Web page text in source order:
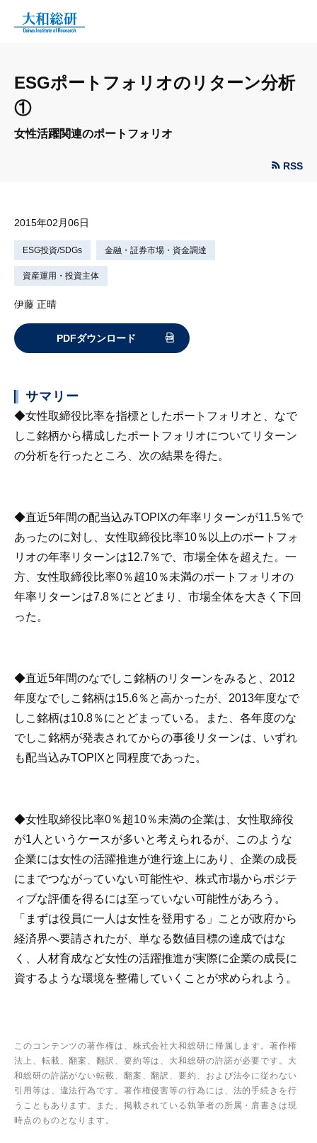
ESGポートフォリオのリターン分析
①
女性活躍関連のポートフォリオ
RSS
2015年02月06日
ESG投資/SDGs 金融・証券市場・資金調達
資産運用・投資主体
伊藤 正晴
PDFダウンロード
サマリー
◆女性取締役比率を指標としたポートフォリオと、なで
しこ銘柄から構成したポートフォリオについてリターン
の分析を行ったところ、次の結果を得た。
◆直近5年間の配当込みTOPIXの年率リターンが11.5％で
あったのに対し、女性取締役比率10％以上のポートフォ
リオの年率リターンは12.7％で、市場全体を超えた。一
方、女性取締役比率0％超10％未満のポートフォリオの
年率リターンは7.8％にとどまり、市場全体を大きく下回
った。
◆直近5年間のなでしこ銘柄のリターンをみると、2012
年度なでしこ銘柄は15.6％と高かったが、2013年度なで
しこ銘柄は10.8％にとどまっている。また、各年度のな
でしこ銘柄が発表されてからの事後リターンは、いずれ
も配当込みTOPIXと同程度であった。
◆女性取締役比率0％超10％未満の企業は、女性取締役
が1人というケースが多いと考えられるが、このような
企業には女性の活躍推進が進行途上にあり、企業の成長
にまでつながっていない可能性や、株式市場からポジテ
ィブな評価を得るには至っていない可能性があろう。
「まずは役員に一人は女性を登用する」ことが政府から
経済界へ要請されたが、単なる数値目標の達成ではな
く、人材育成など女性の活躍推進が実際に企業の成長に
資するような環境を整備していくことが求められよう。
このコンテンツの著作権は、株式会社大和総研に帰属します。著作権
法上、転載、翻案、翻訳、要約等は、大和総研の許諾が必要です。大
和総研の許諾がない転載、翻案、翻訳、要約、および法令に従わない
引用等は、違法行為です。著作権侵害等の行為には、法的手続きを行
うこともあります。また、掲載されている執筆者の所属・肩書きは現
時点のものとなります。